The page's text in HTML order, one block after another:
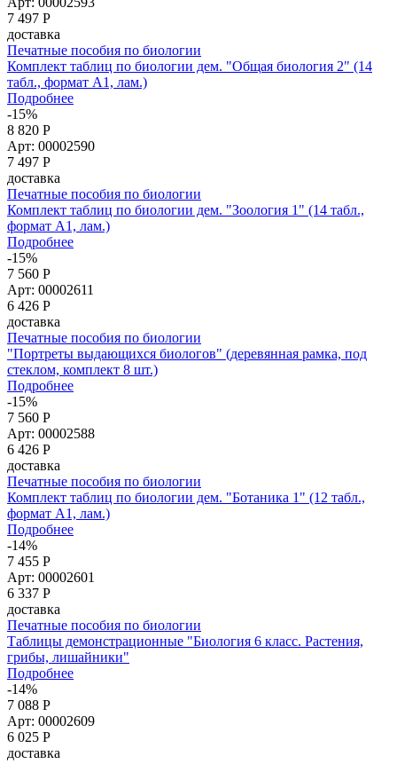
7 497 Р
доставка
Печатные пособия по биологии
Комплект таблиц по биологии дем. "Общая биология 2" (14
табл., формат А1, лам.)
Подробнее
-15%
8 820 Р
Арт: 00002590
7 497 Р
доставка
Печатные пособия по биологии
Комплект таблиц по биологии дем. "Зоология 1" (14 табл.,
формат А1, лам.)
Подробнее
-15%
7 560 Р
Арт: 00002611
6 426 Р
доставка
Печатные пособия по биологии
"Портреты выдающихся биологов" (деревянная рамка, под
стеклом, комплект 8 шт.)
Подробнее
-15%
7 560 Р
Арт: 00002588
6 426 Р
доставка
Печатные пособия по биологии
Комплект таблиц по биологии дем. "Ботаника 1" (12 табл.,
формат А1, лам.)
Подробнее
-14%
7 455 Р
Арт: 00002601
6 337 Р
доставка
Печатные пособия по биологии
Таблицы демонстрационные "Биология 6 класс. Растения,
грибы, лишайники"
Подробнее
-14%
7 088 Р
Арт: 00002609
6 025 Р
доставка